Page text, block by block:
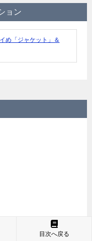
ョン
め「ジャケット」＆
目次へ戻る